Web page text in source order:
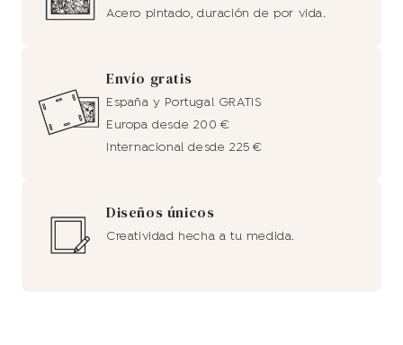
Acero pintado, duración de por vida.
Envío gratis
España y Portugal GRATIS
Europa desde 200 €
Internacional desde 225 €
Diseños únicos
Creatividad hecha a tu medida.